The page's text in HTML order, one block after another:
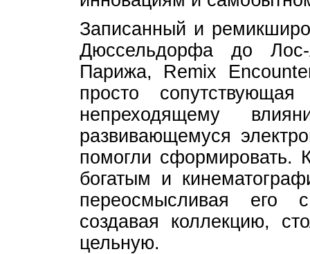
Записанный и
Дюссельдорфа до
Парижа, Remix
просто
непреходящему
развивающемуся
помогли сформировать.
богатым и
переосмысливая его
создавая коллекцию,
цельную.